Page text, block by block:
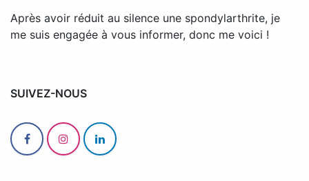
Après avoir réduit au silence une spondylarthrite, je
me suis engagée à vous informer, donc me voici !
SUIVEZ-NOUS